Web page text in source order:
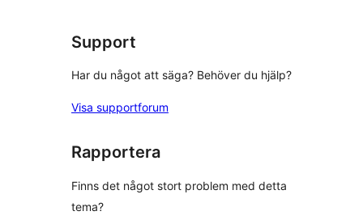
Support
Har du något att säga? Behöver du hjälp?
Visa supportforum
Rapportera
Finns det något stort problem med detta
tema?